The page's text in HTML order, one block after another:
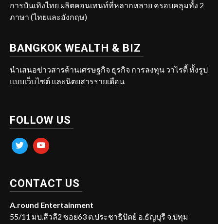
การบันเทิงไทย ผลิตคอนเทนท์ที่หลากหลาย ครอบคลุมทั้ง 2
ภาษา (ไทยและอังกฤษ)
BANGKOK WEALTH & BIZ
นำเสนอข่าวสารด้านเศรษฐกิจ ธุรกิจ การลงทุน วาไรตี้ ทั้งรูป
แบบเว็บไซต์ และนิตยสารรายเดือน
FOLLOW US
twitter youtube
CONTACT US
A.round Entertainment
55/11 มบ.สีวลี2 ซอย63 ต.ประชาธิปัตย์ อ.ธัญบุรี จ.ปทุม